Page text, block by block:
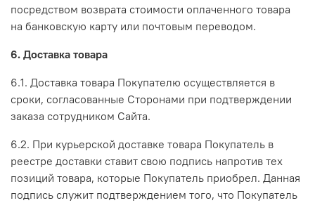
посредством возврата стоимости оплаченного товара
на банковскую карту или почтовым переводом.
6. Доставка товара
6.1. Доставка товара Покупателю осуществляется в
сроки, согласованные Сторонами при подтверждении
заказа сотрудником Сайта.
6.2. При курьерской доставке товара Покупатель в
реестре доставки ставит свою подпись напротив тех
позиций товара, которые Покупатель приобрел. Данная
подпись служит подтверждением того, что Покупатель